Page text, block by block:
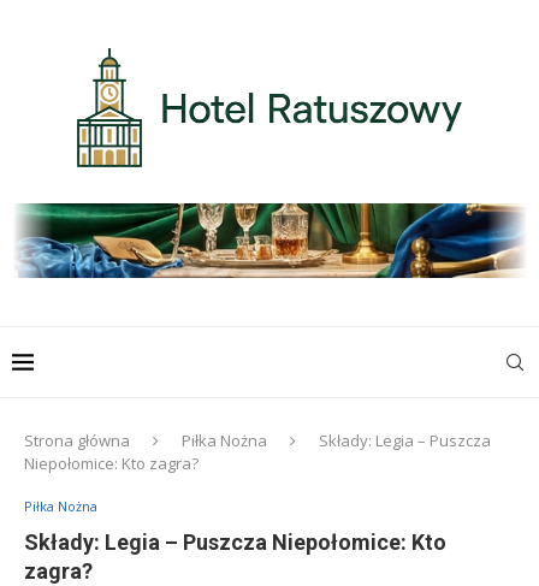
Strona główna Piłka Nożna
Składy: Legia – Puszcza
Niepołomice: Kto zagra?
Piłka Nożna
Składy: Legia – Puszcza Niepołomice: Kto
zagra?